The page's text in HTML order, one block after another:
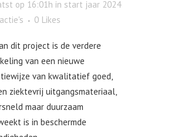
op 16:01h in start jaar 2024
0 Likes
dit project is de verdere
van een nieuwe
van kwalitatief goed,
ziektevrij uitgangsmateriaal,
maar duurzaam
is in beschermde